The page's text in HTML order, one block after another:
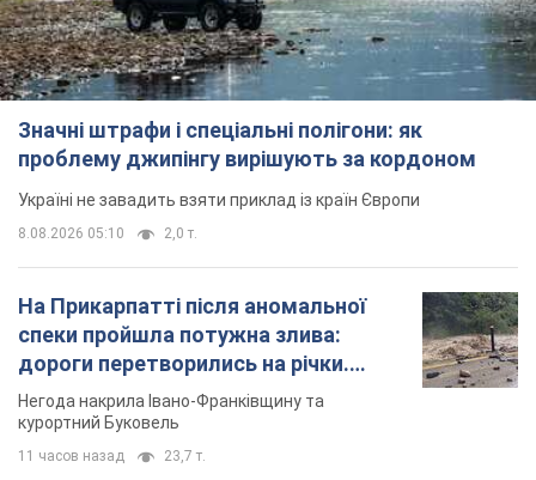
Значні штрафи і спеціальні полігони: як
проблему джипінгу вирішують за кордоном
Україні не завадить взяти приклад із країн Європи
8.08.2026 05:10 2,0 т.
На Прикарпатті після аномальної
спеки пройшла потужна злива:
дороги перетворились на річки.
Відео
Негода накрила Івано-Франківщину та
курортний Буковель
11 часов назад 23,7 т.